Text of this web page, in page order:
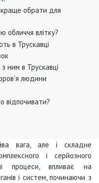
обрати для
влітку?
в Трускавці
ним в Трускавці
людини
відпочивати?
вага, але і складне
і серйозного
процеси, впливає на
і систем, починаючи з